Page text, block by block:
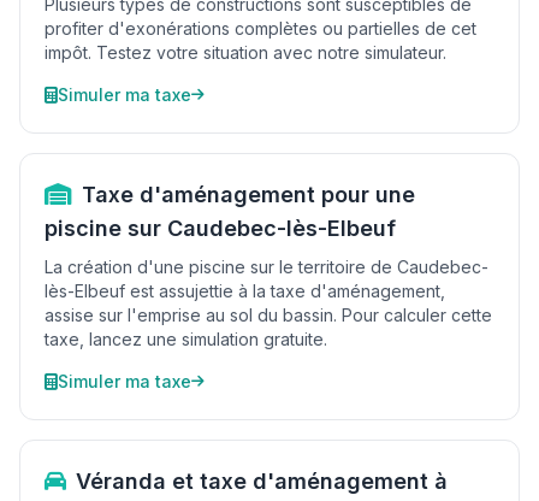
Plusieurs types de constructions sont susceptibles de
profiter d'exonérations complètes ou partielles de cet
impôt. Testez votre situation avec notre simulateur.
Simuler ma taxe
Taxe d'aménagement pour une
piscine sur Caudebec-lès-Elbeuf
La création d'une piscine sur le territoire de Caudebec-
lès-Elbeuf est assujettie à la taxe d'aménagement,
assise sur l'emprise au sol du bassin. Pour calculer cette
taxe, lancez une simulation gratuite.
Simuler ma taxe
Véranda et taxe d'aménagement à